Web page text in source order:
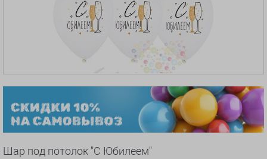
Шар под потолок "С Юбилеем"